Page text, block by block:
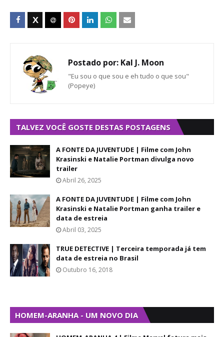
Postado por: Kal J. Moon
"Eu sou o que sou e eh tudo o que sou"
(Popeye)
TALVEZ VOCÊ GOSTE DESTAS POSTAGENS
A FONTE DA JUVENTUDE | Filme com John
Krasinski e Natalie Portman divulga novo
trailer
Abril 26, 2025
A FONTE DA JUVENTUDE | Filme com John
Krasinski e Natalie Portman ganha trailer e
data de estreia
Abril 03, 2025
TRUE DETECTIVE | Terceira temporada já tem
data de estreia no Brasil
Outubro 16, 2018
HOMEM-ARANHA - UM NOVO DIA